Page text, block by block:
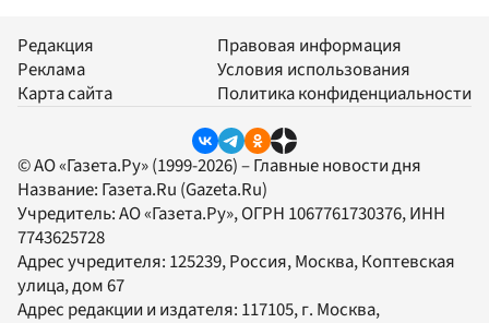
Редакция
Реклама
Карта сайта
Правовая информация
Условия использования
Политика конфиденциальности
© АО «Газета.Ру» (1999-2026) – Главные новости дня
Название: Газета.Ru (Gazeta.Ru)
Учредитель:АО «Газета.Ру», ОГРН 1067761730376, ИНН
7743625728
Адрес учредителя: 125239, Россия, Москва, Коптевская
улица, дом 67
Адрес редакции и издателя: 117105, г. Москва,